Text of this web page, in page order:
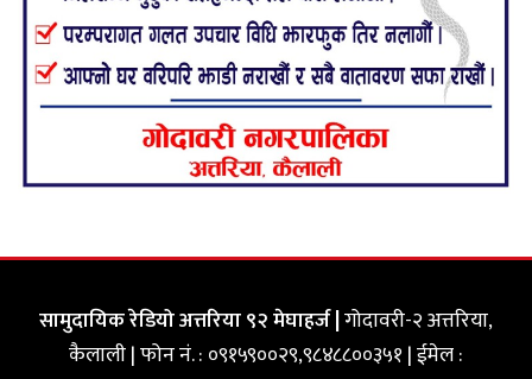
सामुदायिक रेडियो अत्तरिया ९२ मेघाहर्ज |गोदावरी-२ अत्तरिया,
कैलाली | फोन नं. : ०९१५९००२९,९८४८८००३५१ | ईमेल :